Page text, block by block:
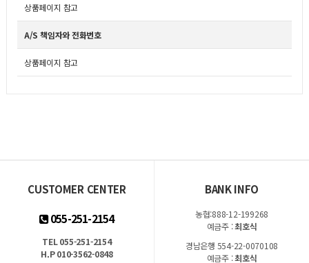
상품페이지 참고
A/S 책임자와 전화번호
상품페이지 참고
CUSTOMER CENTER
055-251-2154
TEL 055-251-2154
H.P 010-3562-0848
BANK INFO
농협:888-12-199268
예금주 :최호식
경남은행 554-22-0070108
예금주 :최호식